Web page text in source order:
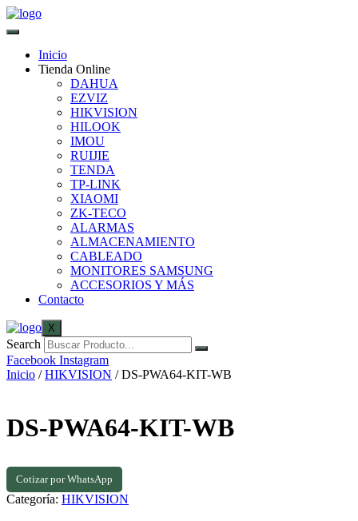
Inicio
Tienda Online
DAHUA
EZVIZ
HIKVISION
HILOOK
IMOU
RUIJIE
TENDA
TP-LINK
XIAOMI
ZK-TECO
ALARMAS
ALMACENAMIENTO
CABLEADO
MONITORES SAMSUNG
ACCESORIOS Y MÁS
Contacto
X
Search
Facebook Instagram
Inicio /HIKVISION / DS-PWA64-KIT-WB
DS-PWA64-KIT-WB
Cotizar por WhatsApp
Categoría: HIKVISION